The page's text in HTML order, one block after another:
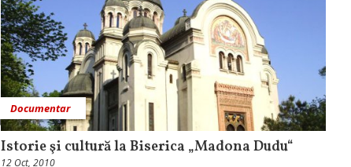
Documentar
Istorie şi cultură la Biserica „Madona Dudu“
12 Oct, 2010